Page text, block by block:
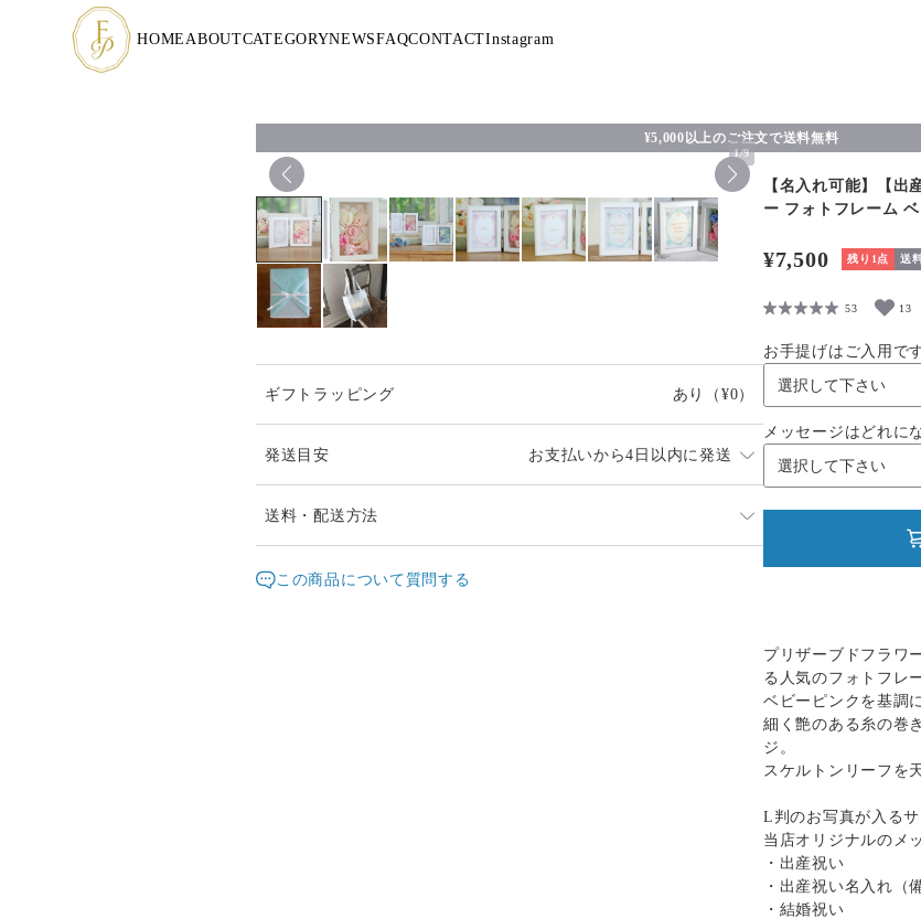
HOMEABOUTCATEGORYNEWSFAQCONTACTInstagram
¥5,000以上のご注文で送料無料
1/9
ギフトラッピング あり （¥0）
発送目安 お支払いから4日以内に発送
他店でも販売しているため、入れ違いで品切れとなってしまう
時間差で完売になってしまいましたらどうぞご容赦ください。
送料・配送方法
この商品について質問する
【名入れ可能】【出
ー フォトフレーム
¥7,500 残り1点 送
53 13
お手提げはご入用で
メッセージはどれに
プリザーブドフラワ
る人気のフォトフレ
ベビーピンクを基調
細く艶のある糸の巻
ジ。
スケルトンリーフを
L判のお写真が入るサ
当店オリジナルのメ
・出産祝い
・出産祝い名入れ（
・結婚祝い